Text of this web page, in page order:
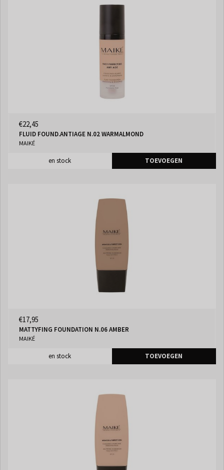
€22,45
FLUID FOUND.ANTIAGE N.02 WARMALMOND
MAIKÉ
en stock TOEVOEGEN
€17,95
MATTYFING FOUNDATION N.06 AMBER
MAIKÉ
en stock TOEVOEGEN